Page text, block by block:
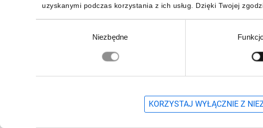
uzyskanymi podczas korzystania z ich usług. Dzięki Twojej
Niezbędne
KORZYSTAJ WYŁĄCZNIE Z
Zapisz się, aby otrzymać informacje o nowościach,